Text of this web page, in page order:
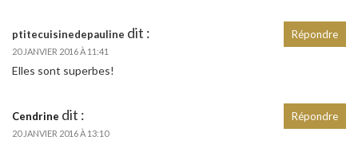
ptitecuisinedepauline dit :
20 JANVIER 2016 À 11:41
Elles sont superbes!
Répondre
Cendrine dit :
20 JANVIER 2016 À 13:10
Répondre